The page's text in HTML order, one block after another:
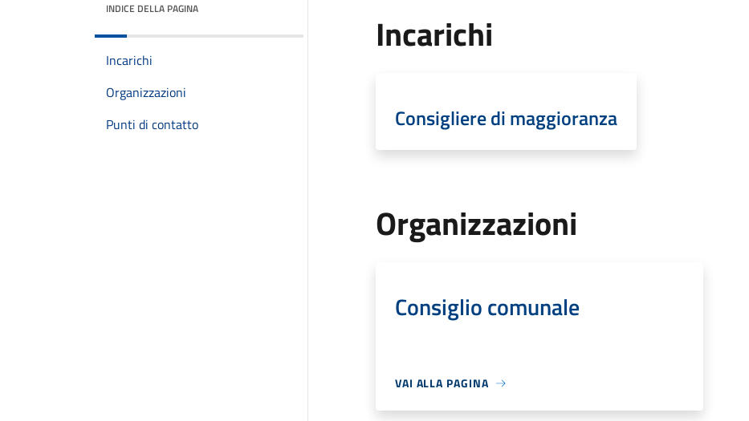
INDICE DELLA PAGINA
Incarichi
Organizzazioni
Punti di contatto
Incarichi
Consigliere di maggioranza
Organizzazioni
Consiglio comunale
VAI ALLA PAGINA